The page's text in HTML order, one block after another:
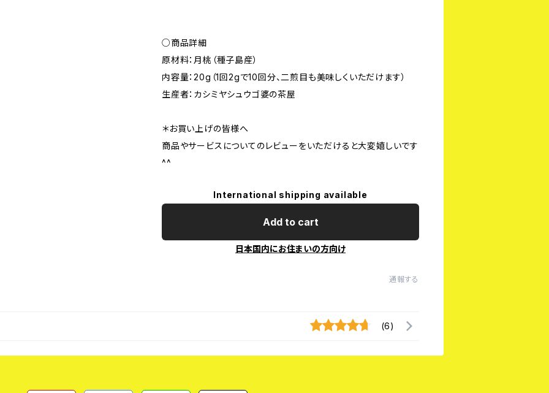
○商品詳細
原材料：月桃（種子島産）
内容量：20g（1回2gで10回分、二煎目も美味しくいただけます）
生産者：カシミヤシュウゴ婆の茶屋
＊お買い上げの皆様へ
商品やサービスについてのレビューをいただけると大変嬉しいです
^^
International shipping available
Add to cart
日本国内にお住まいの方向け
通報する
(6)